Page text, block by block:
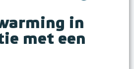
in
met een